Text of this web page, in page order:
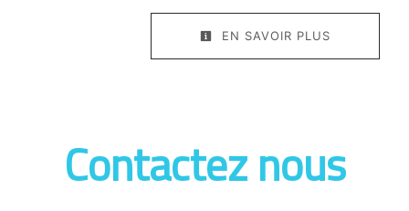
EN SAVOIR PLUS
Contactez nous